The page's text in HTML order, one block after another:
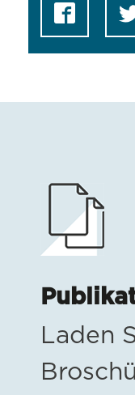
Laden